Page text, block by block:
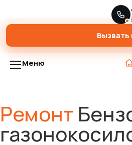
Ремонт бензо газонокосилок
Вызвать
Меню
Ремонт